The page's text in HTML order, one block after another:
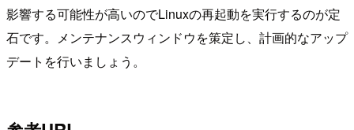
影響する可能性が高いのでLinuxの再起動を実行するのが定
石です。メンテナンスウィンドウを策定し、計画的なアップ
デートを行いましょう。